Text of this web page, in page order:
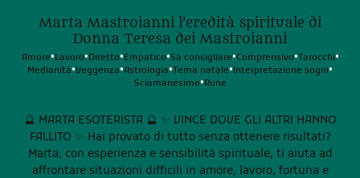
Marta Mastroianni l’eredità spirituale di
Donna Teresa dei Mastroianni
Amore•Lavoro•Diretto•Empatico•Sa consigliare•Comprensivo•Tarocchi•
Medianità•Veggenza•Astrologia•Tema natale•Interpretazione sogni•
Sciamanesimo•Rune
🔮 MARTA ESOTERISTA 🔮 ✨ VINCE DOVE GLI ALTRI HANNO
FALLITO ✨ Hai provato di tutto senza ottenere risultati?
Marta, con esperienza e sensibilità spirituale, ti aiuta ad
affrontare situazioni difficili in amore, lavoro, fortuna e